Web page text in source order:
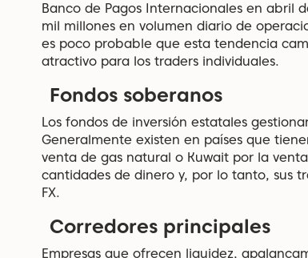
Banco de Pagos Internacionales en abril
mil millones en volumen diario de
es poco probable que esta tendencia
atractivo para los traders individuales.
Fondos soberanos
Los fondos de inversión estatales
Generalmente existen en países que
venta de gas natural o Kuwait por la
cantidades de dinero y, por lo tanto, sus
FX.
Corredores principales
Empresas que ofrecen liquidez,